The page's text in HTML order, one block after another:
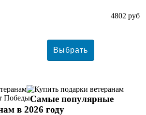
4802 руб
Самые популярные
в 2026 году